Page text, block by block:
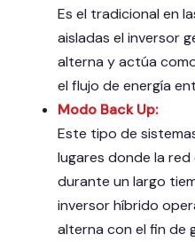
Es el tradicional en
aisladas el inversor
alterna y actúa
el flujo de energía
Modo Back Up:
Este tipo de
lugares donde la
durante un largo
inversor híbrido
alterna con el fin de